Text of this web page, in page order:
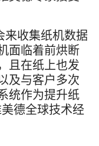
来收集纸机数据
面临着前烘断
且在纸上也发
及与客户多次
统作为提升纸
德全球技术经